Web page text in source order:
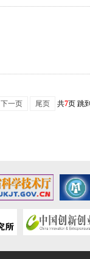
下一页 尾页 共7页 跳